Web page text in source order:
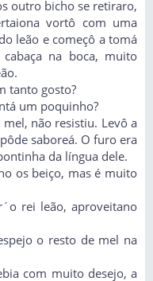
outro bicho se retiraro,
vortô com uma
leão e começô a tomá
na boca, muito
tanto gosto?
um poquinho?
não resistiu. Levô a
saboreá. O furo era
da língua dele.
os beiço, mas é muito
rei leão, aproveitano
o resto de mel na
com muito desejo, a